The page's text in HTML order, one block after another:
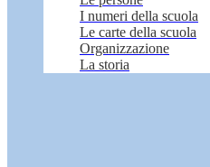
I numeri della scuola
Le carte della scuola
Organizzazione
La storia